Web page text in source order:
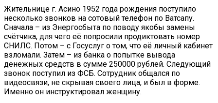
Жительнице г. Асино 1952 года рождения поступило
несколько звонков на сотовый телефон по Ватсапу.
Сначала – из Энергосбыта по поводу якобы замены
счётчика, для чего её попросили продиктовать номер
СНИЛС. Потом – с Госуслуг о том, что её личный кабинет
взломали. Затем – из банка о попытке вывода
денежных средств в сумме 250000 рублей. Следующий
звонок поступил из ФСБ. Сотрудник общался по
видеосвязи, не скрывая своего лица, и был в форме.
Именно он инструктировал женщину.